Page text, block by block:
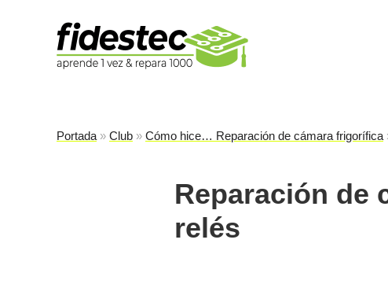
Portada » Club » Cómo hice… Reparación de cámara frigorífica
Reparación de
relés